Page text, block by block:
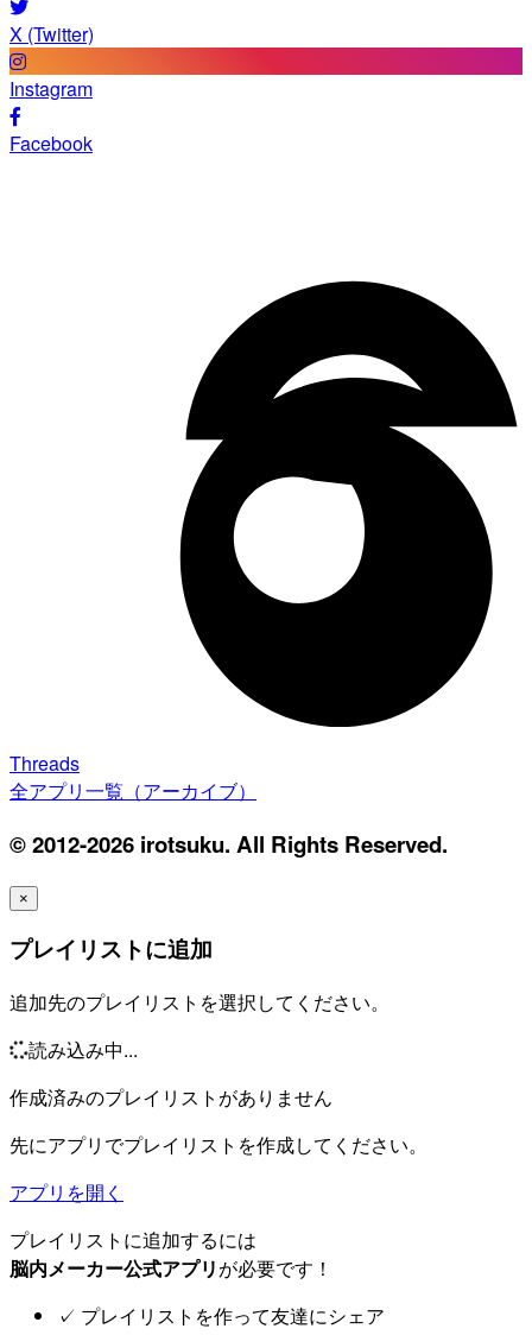
X (Twitter)
Instagram
Facebook
Threads
全アプリ一覧（アーカイブ）
© 2012-2026 irotsuku. All Rights Reserved.
×
プレイリストに追加
追加先のプレイリストを選択してください。
読み込み中...
作成済みのプレイリストがありません
先にアプリでプレイリストを作成してください。
アプリを開く
プレイリストに追加するには
脳内メーカー公式アプリが必要です！
✓ プレイリストを作って友達にシェア